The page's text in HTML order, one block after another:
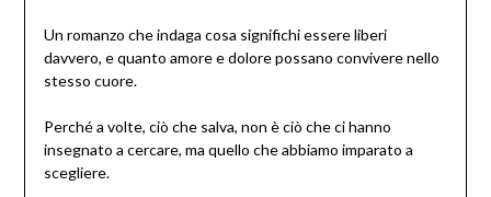
Un romanzo che indaga cosa significhi essere liberi
davvero, e quanto amore e dolore possano convivere nello
stesso cuore.
Perché a volte, ciò che salva, non è ciò che ci hanno
insegnato a cercare, ma quello che abbiamo imparato a
scegliere.